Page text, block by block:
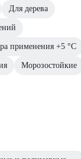
Для дерева
применения +5 °С
Морозостойкие